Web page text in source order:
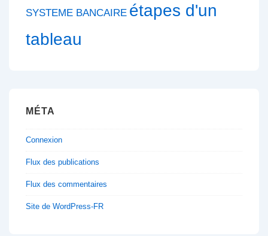
SYSTEME BANCAIRE étapes d'un
tableau
MÉTA
Connexion
Flux des publications
Flux des commentaires
Site de WordPress-FR